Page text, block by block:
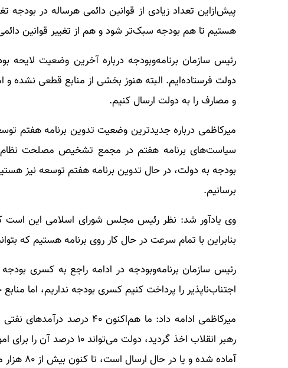
پیش‌ازاین تعداد زیادی از قوانین دائمی هرساله در
هستیم تا هم بودجه سبک‌تر شود و هم از تغییر قوانین
دولت فرستاده‌ایم. البته هنوز بخشی از منابع قطعی نشده
و مصارف را به دولت ارسال کنیم.
میرکاظمی درباره جدیدترین وضعیت تدوین برنامه هفتم
سیاست‌های برنامه هفتم در مجمع تشخیص مصلحت نظام
بودجه به دولت، در حال تدوین برنامه هفتم توسعه نیز هستیم
برسانیم.
وی یادآور شد: نظر رئیس مجلس شورای اسلامی این است
بنابراین با تمام سرعت در حال کار روی برنامه هستیم که
اجتناب‌ناپذیر را پرداخت کنیم کسری بودجه نداریم، اما منابع حدوداً ۱۳۹۰ هزار میلیارد تومانی بودجه
میرکاظمی ادامه داد: ما
رهبر انقلاب اخذ گردید،
آماده شده و یا در حال ارسال است، تا کنون بیش از ۸۰ هزار میلیارد تومان هزینه‌های عمرانی پرداخت شده است.